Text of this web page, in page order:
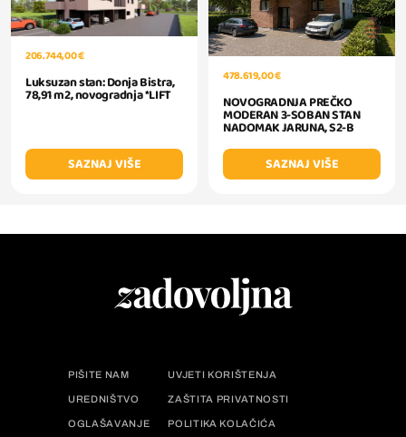
206.744,00 €
Luksuzan stan: Donja Bistra,
78,91 m2, novogradnja *LIFT
SAZNAJ VIŠE
478.619,00 €
NOVOGRADNJA PREČKO
MODERAN 3-SOBAN STAN
NADOMAK JARUNA, S2-B
SAZNAJ VIŠE
PIŠITE NAM UVJETI KORIŠTENJA
UREDNIŠTVO ZAŠTITA PRIVATNOSTI
OGLAŠAVANJE POLITIKA KOLAČIĆA